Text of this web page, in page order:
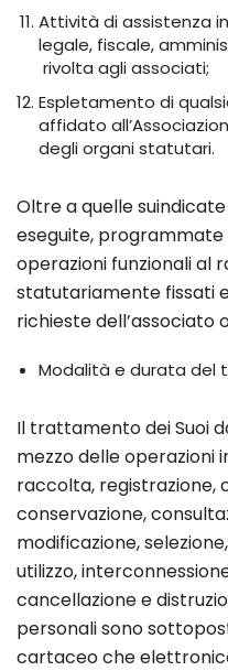
Attività di assistenza
legale, fiscale,
rivolta agli associati;
Espletamento di
affidato
degli organi statutari.
Oltre a quelle
eseguite,
operazioni funzionali al
statutariamente fissati
richieste dell’associato
Modalità e durata del
Il trattamento dei Suoi
mezzo delle operazioni
raccolta, registrazione,
conservazione,
modificazione,
utilizzo,
cancellazione e
personali sono
cartaceo che